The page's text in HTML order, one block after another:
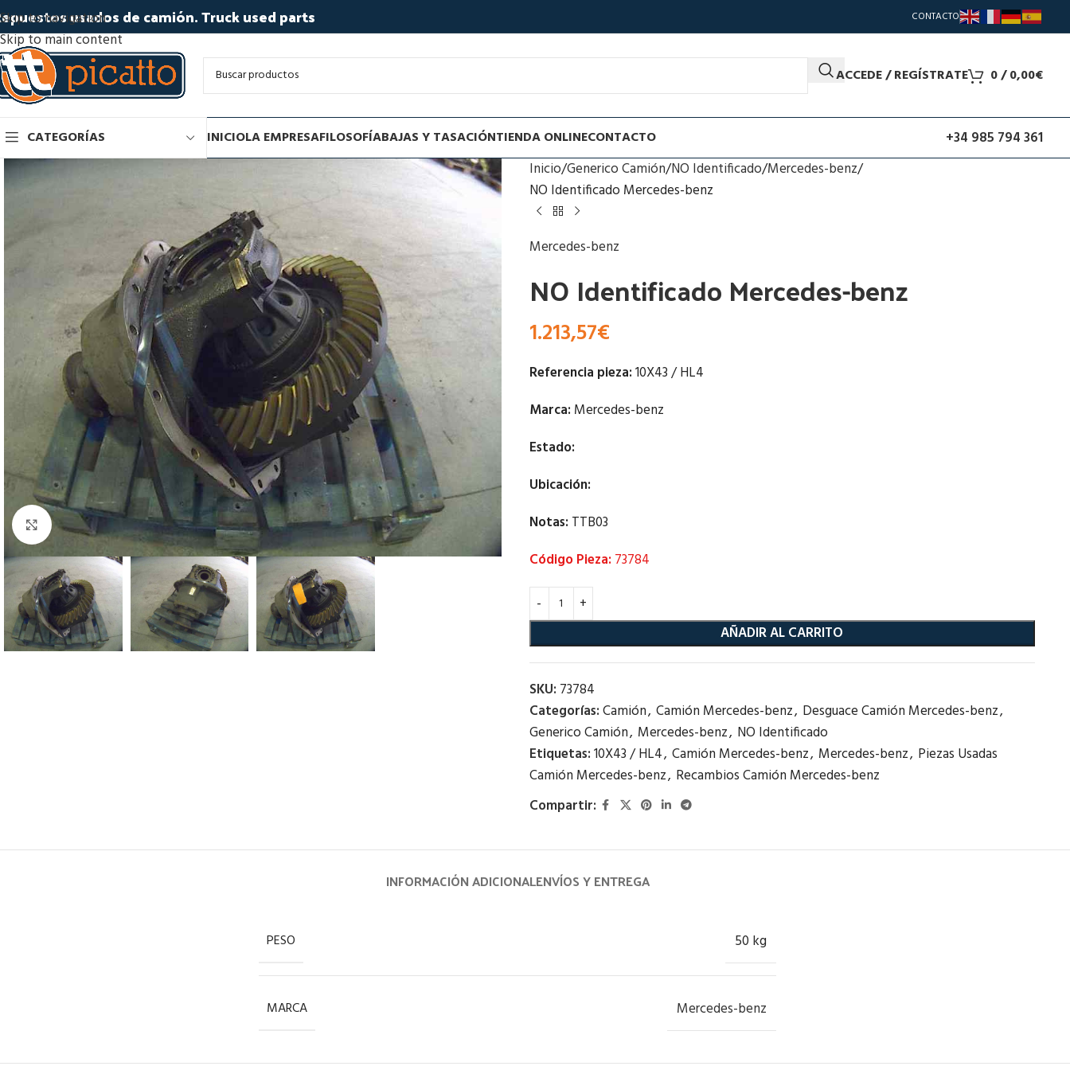
Skip to navigation
Skip to main content
usados de camión. Truck used parts CONTACTO
ACCEDE / REGÍSTRATE 0/0,00€
CATEGORÍAS INICIOLA EMPRESAFILOSOFÍABAJAS Y TASACIÓNTIENDA ONLINECONTACTO +34 985 794 361
Click to enlarge
Inicio Generico Camión NO Identificado Mercedes-benz
NO Identificado Mercedes-benz
Mercedes-benz
NO Identificado Mercedes-benz
1.213,57€
Referencia pieza:10X43 / HL4
Marca: Mercedes-benz
Estado:
Ubicación:
Notas: TTB03
Código Pieza: 73784
AÑADIR AL CARRITO
SKU: 73784
Categorías:Camión, Camión Mercedes-benz, Desguace Camión Mercedes-benz,
Generico Camión, Mercedes-benz, NO Identificado
Etiquetas:10X43 / HL4, Camión Mercedes-benz, Mercedes-benz, Piezas Usadas
Camión Mercedes-benz, Recambios Camión Mercedes-benz
Compartir:
INFORMACIÓN ADICIONALENVÍOS Y ENTREGA
PESO 50 kg
MARCA Mercedes-benz